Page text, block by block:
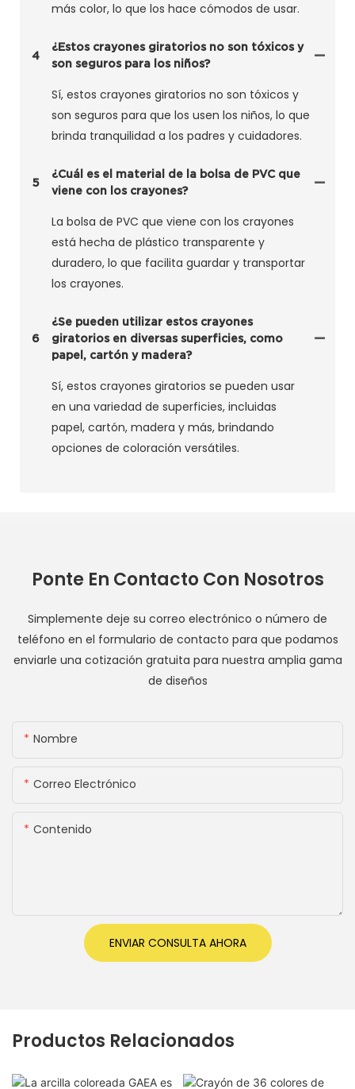
más color, lo que los hace cómodos de usar.
4
¿Estos crayones giratorios no son tóxicos y
son seguros para los niños?
Sí, estos crayones giratorios no son tóxicos y
son seguros para que los usen los niños, lo que
brinda tranquilidad a los padres y cuidadores.
5
¿Cuál es el material de la bolsa de PVC que
viene con los crayones?
La bolsa de PVC que viene con los crayones
está hecha de plástico transparente y
duradero, lo que facilita guardar y transportar
los crayones.
6
¿Se pueden utilizar estos crayones
giratorios en diversas superficies, como
papel, cartón y madera?
Sí, estos crayones giratorios se pueden usar
en una variedad de superficies, incluidas
papel, cartón, madera y más, brindando
opciones de coloración versátiles.
Ponte En Contacto Con Nosotros
Simplemente deje su correo electrónico o número de
teléfono en el formulario de contacto para que podamos
enviarle una cotización gratuita para nuestra amplia gama
de diseños
Nombre
Correo Electrónico
Contenido
ENVIAR CONSULTA AHORA
Productos Relacionados